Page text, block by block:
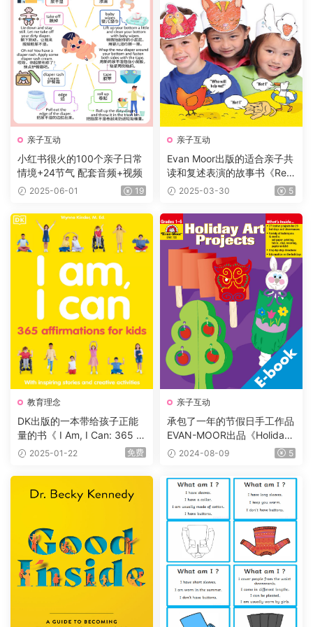
亲子互动
小红书很火的100个亲子日常
情境+24节气 配套音频+视频
2025-06-01 19
亲子互动
Evan Moor出版的适合亲子共
读和复述表演的故事书《Rete
lling Tales with Headband
2025-03-30 5
教育理念
DK出版的一本带给孩子正能
量的书《 I Am, I Can: 365 af
firmations for kids》我是，
2025-01-22 免费
亲子互动
承包了一年的节假日手工作品
EVAN-MOOR出品《Holiday
Art Projects》G1-G6
2024-08-09 5